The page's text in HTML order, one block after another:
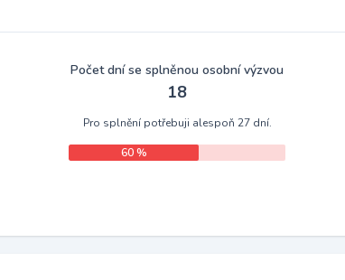
Počet dní se splněnou osobní výzvou
18
Pro splnění potřebuji alespoň 27 dní.
60 %